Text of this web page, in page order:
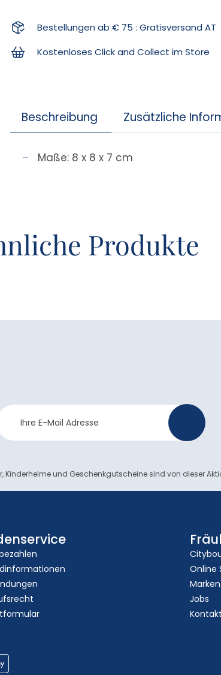
Bestellungen ab € 75 : Gratisversand AT
Kostenloses Click and Collect im Store
Beschreibung Zusätzliche
Maße: 8 x 8 x 7 cm
Produkte
Kinderhelme und Geschenkgutscheine sind von dieser
Online
Marken
Jobs
Kontakt